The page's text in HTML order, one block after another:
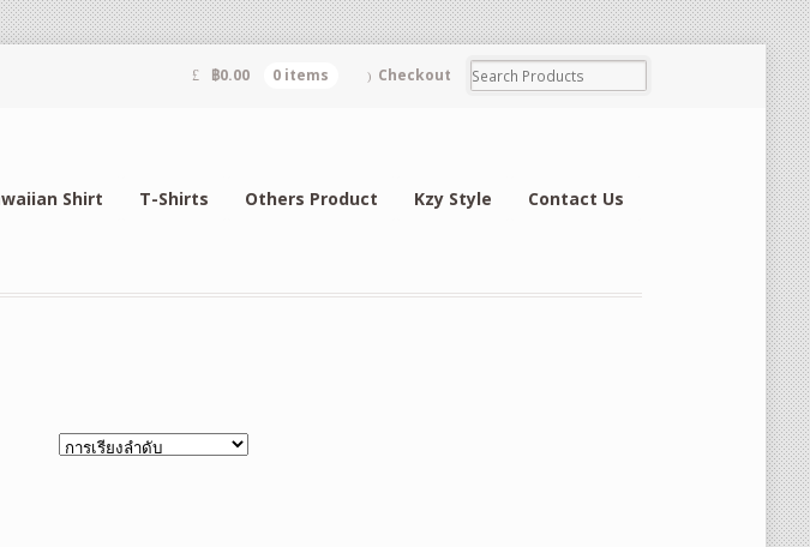
฿0.00 0 items Checkout
Shirt T-Shirts Others Product Kzy Style Contact Us